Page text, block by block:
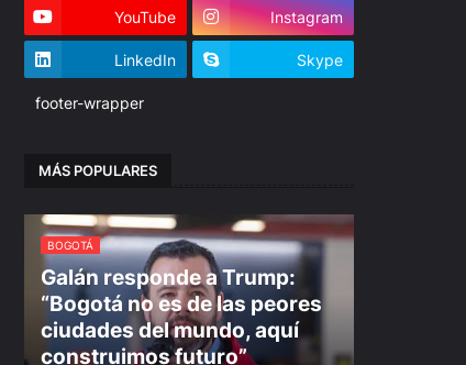
YouTube Instagram
LinkedIn Skype
footer-wrapper
MÁS POPULARES
BOGOTÁ
Galán responde a Trump:
“Bogotá no es de las peores
ciudades del mundo, aquí
construimos futuro”